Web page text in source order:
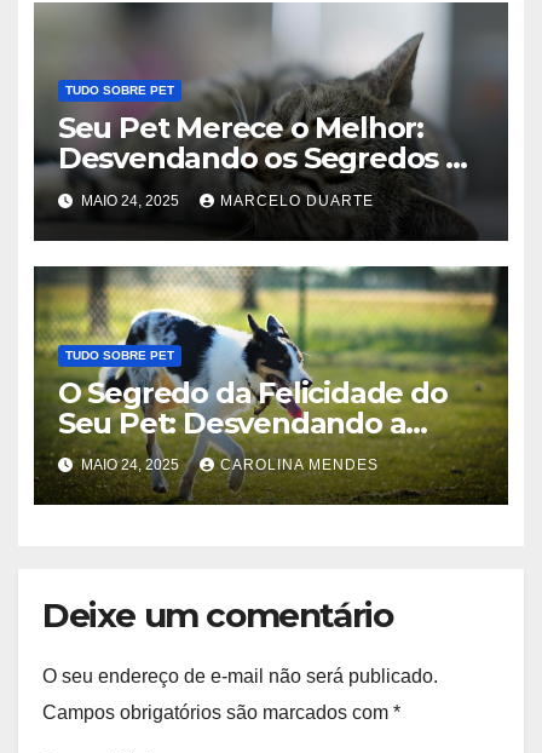
TUDO SOBRE PET
Seu Pet Merece o Melhor:
Desvendando os Segredos de
uma Vida Longa e Saudável
MAIO 24, 2025 MARCELO DUARTE
TUDO SOBRE PET
O Segredo da Felicidade do
Seu Pet: Desvendando a
Ciência do Bem-Estar Animal
MAIO 24, 2025 CAROLINA MENDES
Deixe um comentário
O seu endereço de e-mail não será publicado.
Campos obrigatórios são marcados com *